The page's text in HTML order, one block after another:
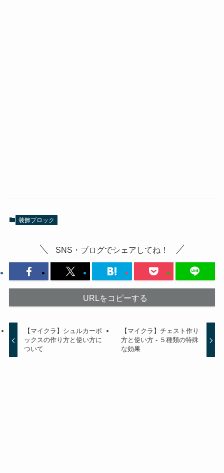
装飾ブロック
SNS・ブログでシェアしてね！
URLをコピーする
【マイクラ】シュルカーボ
ックスの作り方と使い方に
ついて
【マイクラ】チェスト作り
方と使い方 - ５種類の特殊
な効果